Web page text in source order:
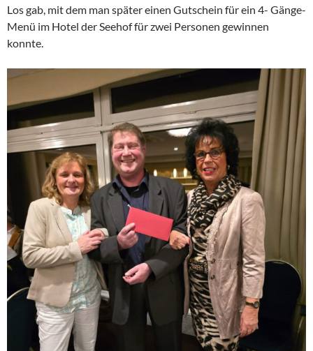
Los gab, mit dem man später einen Gutschein für ein 4- Gänge-
Menü im Hotel der Seehof für zwei Personen gewinnen
konnte.